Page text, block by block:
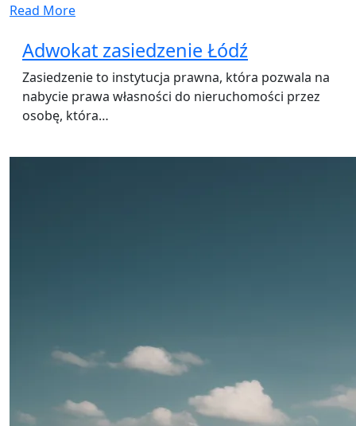
Read More
Adwokat zasiedzenie Łódź
Zasiedzenie to instytucja prawna, która pozwala na
nabycie prawa własności do nieruchomości przez
osobę, która…